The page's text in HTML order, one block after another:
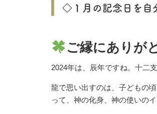
◇１月の記念日を自
ご縁にありが
2024年は、辰年ですね。十二
龍で思い出すのは、子どもの
って、神の化身、神の使いの